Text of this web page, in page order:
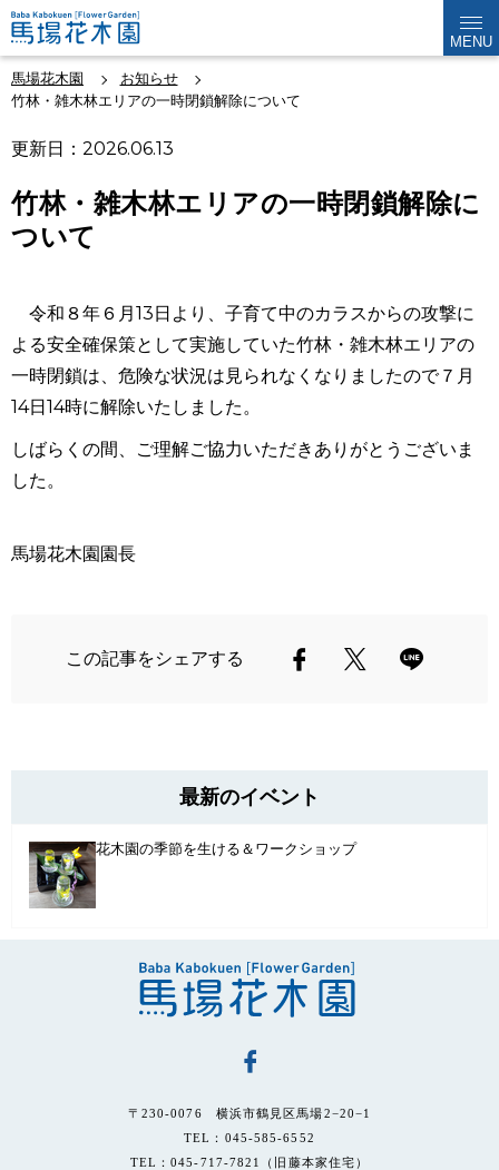
MENU
馬場花木園
お知らせ
竹林・雑木林エリアの一時閉鎖解除について
更新日：2026.06.13
竹林・雑木林エリアの一時閉鎖解除に
ついて
令和８年６月13日より、子育て中のカラスからの攻撃に
よる安全確保策として実施していた竹林・雑木林エリアの
一時閉鎖は、危険な状況は見られなくなりましたので７月
14日14時に解除いたしました。
しばらくの間、ご理解ご協力いただきありがとうございま
した。
馬場花木園園長
この記事をシェアする
最新のイベント
花木園の季節を生ける＆ワークショップ
〒230-0076 横浜市鶴見区馬場2−20−1
TEL：045-585-6552
TEL：045-717-7821（旧藤本家住宅）